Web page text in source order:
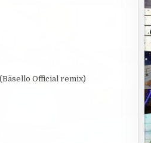
Official remix)